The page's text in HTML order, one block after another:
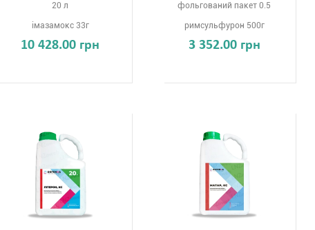
20 л
імазамокс 33г
10 428.00 грн
фольгований пакет 0.5
римсульфурон 500г
3 352.00 грн